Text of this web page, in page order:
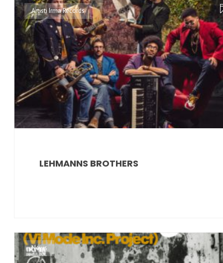
Artisti Irma Records
LEHMANNS BROTHERS
News